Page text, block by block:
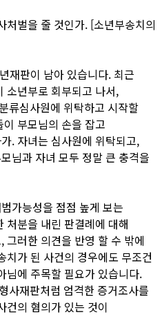
처벌을 줄 것인가. [소년부송치의
재판이 남아 있습니다. 최근
소년부로 회부되고 나서,
류심사원에 위탁하고 시작할
부모님의 손을 잡고
. 자녀는 심사원에 위탁되고,
님과 자녀 모두 정말 큰 충격을
가능성을 점점 높게 보는
처분을 내린 판결례에 대해
그러한 의견을 반영 할 수 밖에
치가 된 사건의 경우에도 무조건
님에 주목할 필요가 있습니다.
사재판처럼 엄격한 증거조사를
건의 혐의가 있는 것이